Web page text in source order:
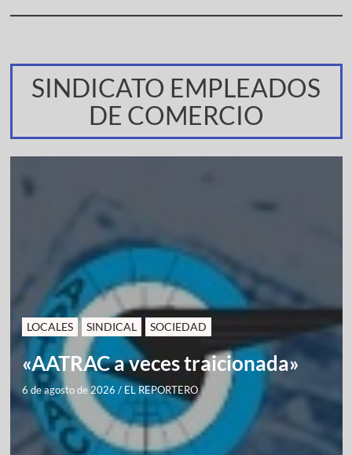
SINDICATO EMPLEADOS
DE COMERCIO
LOCALES SINDICAL SOCIEDAD
«AATRAC a veces traicionada»
6 de agosto de 2026 / EL REPORTERO